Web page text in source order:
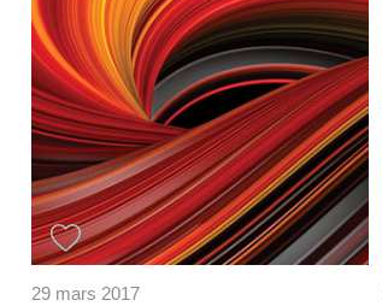
29 mars 2017